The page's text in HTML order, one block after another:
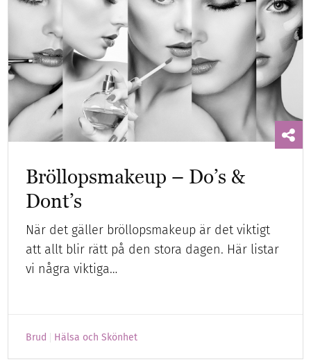
Bröllopsmakeup – Do’s &
Dont’s
När det gäller bröllopsmakeup är det viktigt
att allt blir rätt på den stora dagen. Här listar
vi några viktiga…
Brud Hälsa och Skönhet